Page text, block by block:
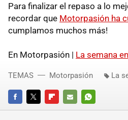
Para finalizar el repaso a lo
recordar que Motorpasión ha
cumplamos muchos más!
En Motorpasión | La semana
FACEBOOKTWITTERFLIPBOARD
E-
WHATSAPP
TEMAS Motorpasión La